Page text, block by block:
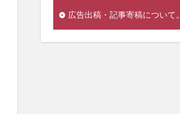
広告出稿・記事寄稿について。